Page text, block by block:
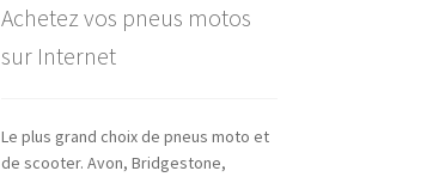
Achetez vos pneus motos
sur Internet
Le plus grand choix de pneus moto et
de scooter. Avon, Bridgestone,